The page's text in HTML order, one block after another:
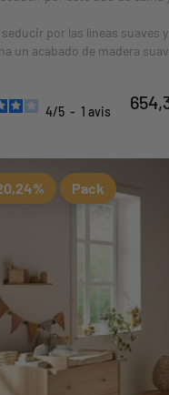
seducir por las líneas suaves
un acabado de madera
4/5 - 1 avis
Pack